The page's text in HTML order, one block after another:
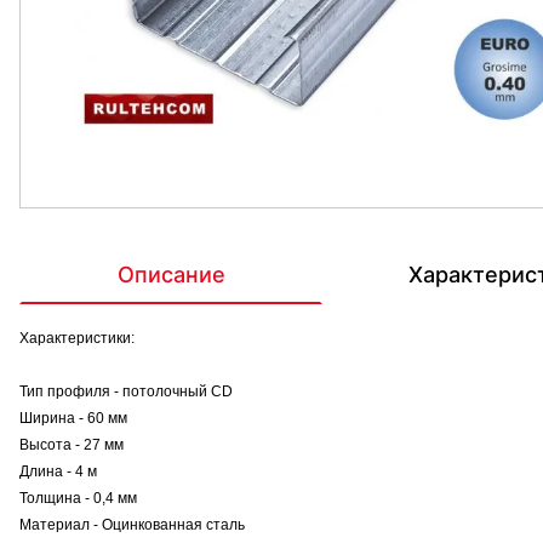
Описание
Характеристики:
Тип профиля - потолочный СD
Ширина - 60 мм
Высота - 27 мм
Длина - 4 м
Толщина - 0,4 мм
Материал - Оцинкованная сталь